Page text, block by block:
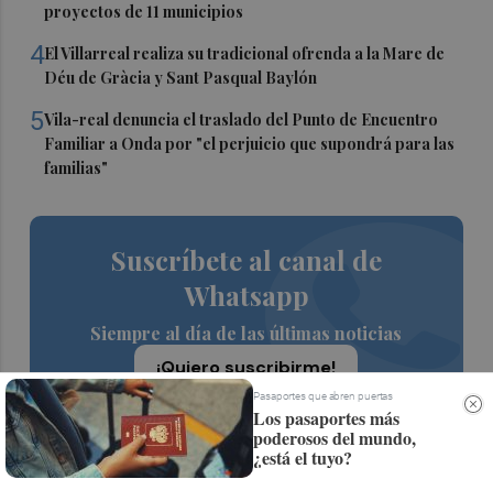
proyectos de 11 municipios
4El Villarreal realiza su tradicional ofrenda a la Mare de
Déu de Gràcia y Sant Pasqual Baylón
5Vila-real denuncia el traslado del Punto de Encuentro
Familiar a Onda por "el perjuicio que supondrá para las
familias"
Suscríbete al canal de
Whatsapp
Siempre al día de las últimas noticias
¡Quiero suscribirme!
Pasaportes que abren puertas
Los pasaportes más
poderosos del mundo,
¿está el tuyo?